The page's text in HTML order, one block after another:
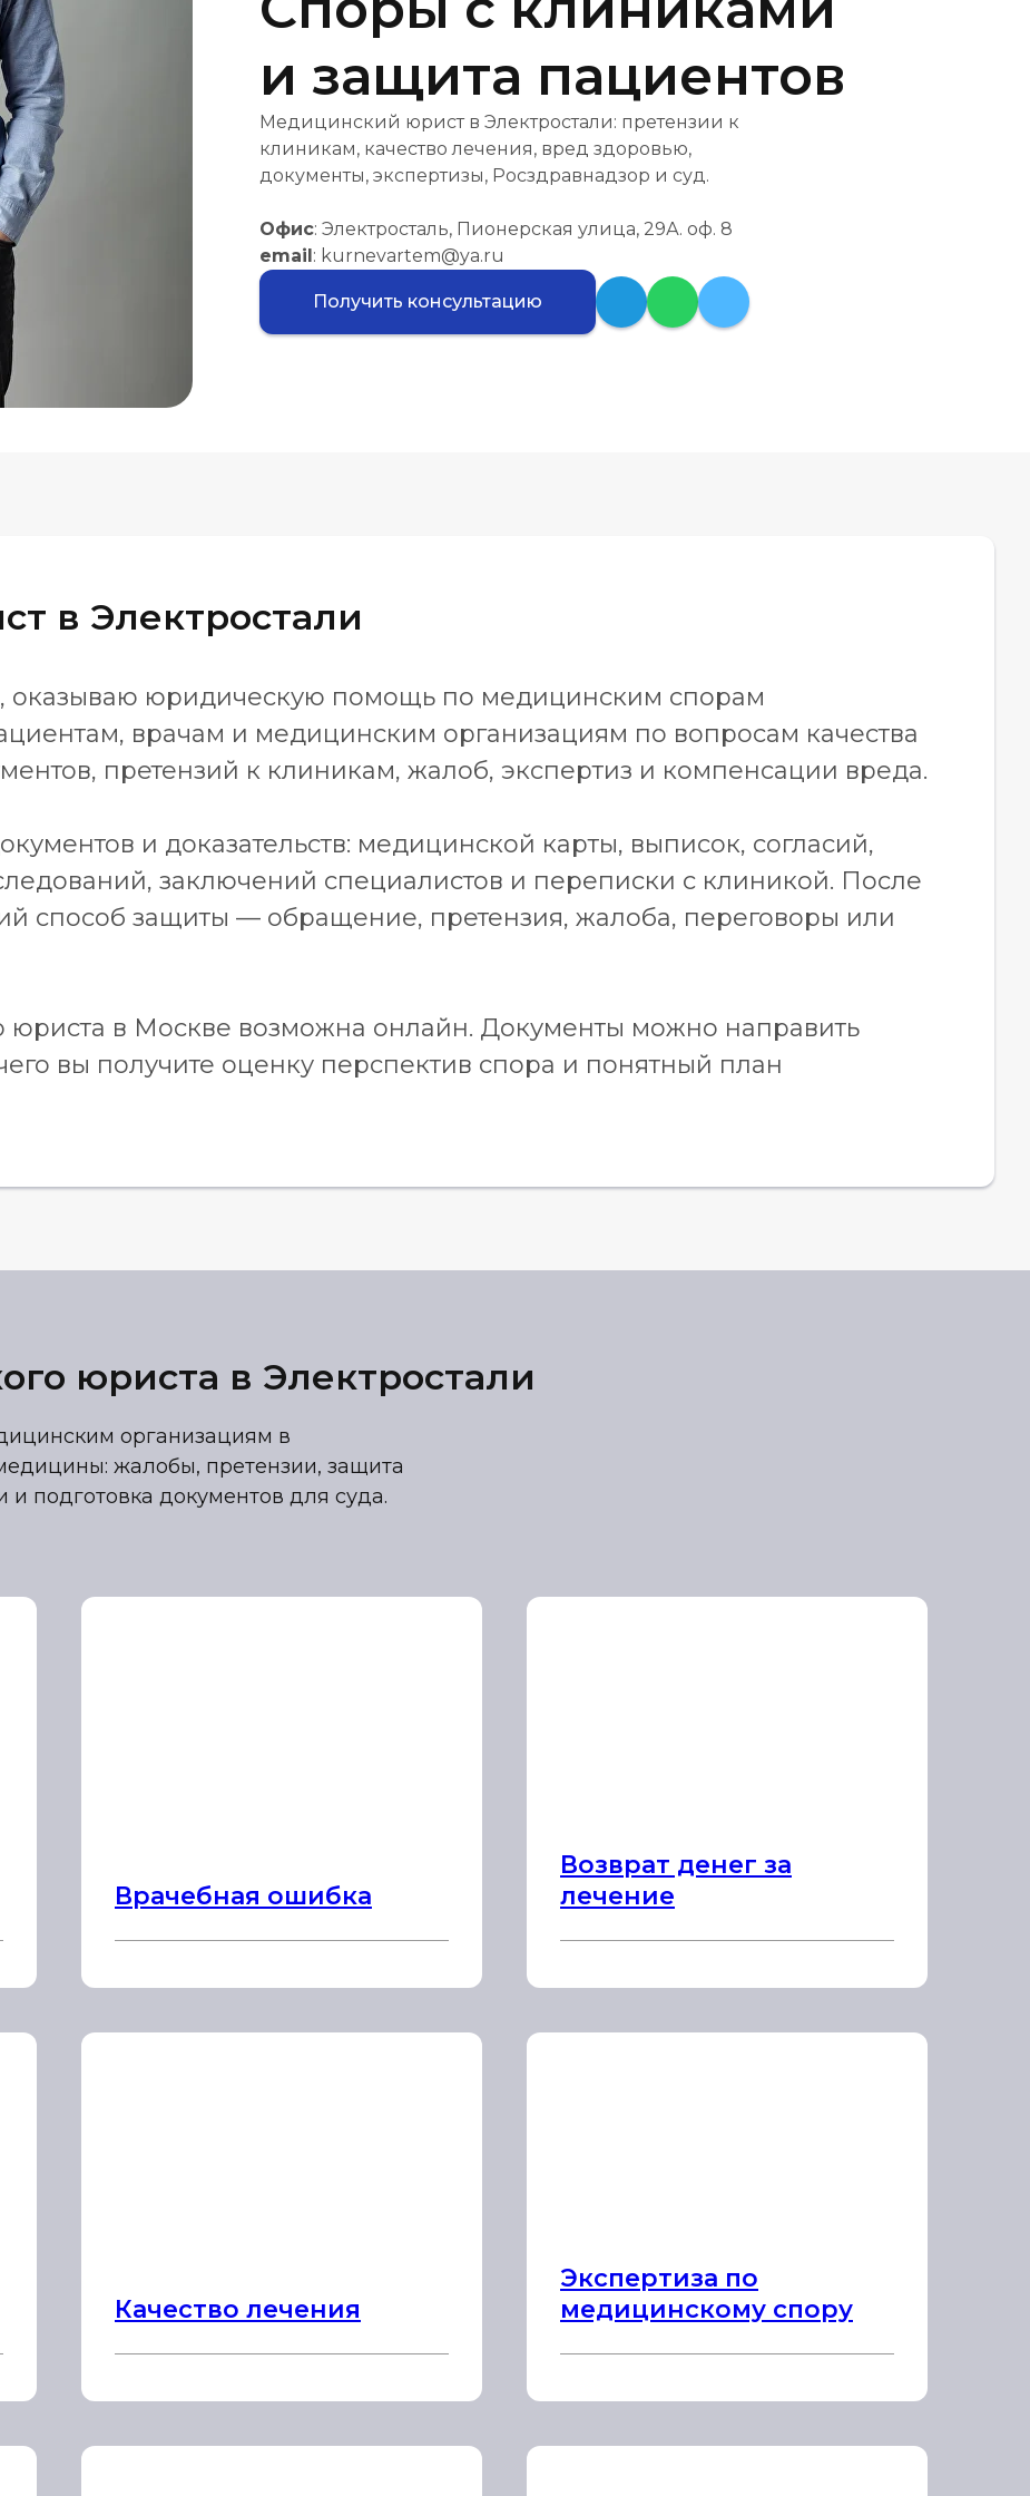
и защита пациентов
Медицинский юрист в Электростали: претензии к
клиникам, качество лечения, вред здоровью,
документы, экспертизы, Росздравнадзор и суд.
Офис: Электросталь, Пионерская улица, 29А. оф. 8
email: kurnevartem@ya.ru
Получить консультацию
в Электростали
оказываю юридическую помощь по медицинским спорам
врачам и медицинским организациям по вопросам качества
претензий к клиникам, жалоб, экспертиз и компенсации вреда.
и доказательств: медицинской карты, выписок, согласий,
заключений специалистов и переписки с клиникой. После
способ защиты — обращение, претензия, жалоба, переговоры или
юриста в Москве возможна онлайн. Документы можно направить
вы получите оценку перспектив спора и понятный план
юриста в Электростали
организациям в
жалобы, претензии, защита
подготовка документов для суда.
Врачебная ошибка
Возврат денег за
лечение
Качество лечения
Экспертиза по
медицинскому спору